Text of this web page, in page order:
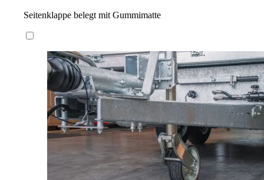
Seitenklappe belegt mit Gummimatte